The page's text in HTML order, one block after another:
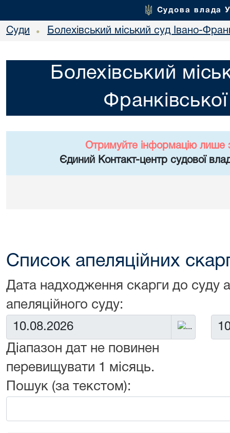
Судова влада
Суди • Болехівський міський суд Івано-
Болехівський
Отримуйте інформацію лише
Єдиний Контакт-центр судової
Список апеляційних
Дата надходження скарги до суду
апеляційного суду:
Від:
Діапазон дат не повинен
перевищувати 1 місяць.
До:
Пошук (за текстом):